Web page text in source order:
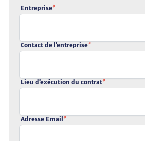
Entreprise*
Contact de l’entreprise*
Lieu d’exécution du contrat*
Adresse Email *